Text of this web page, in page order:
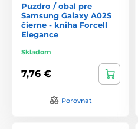
Puzdro / obal pre
Samsung Galaxy A02S
čierne - kniha Forcell
Elegance
Skladom
7,76 €
Porovnať